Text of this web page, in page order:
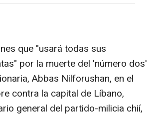
que "usará todas sus
por la muerte del 'número dos'
Abbas Nilforushan, en el
contra la capital de Líbano,
general del partido-milicia chií,